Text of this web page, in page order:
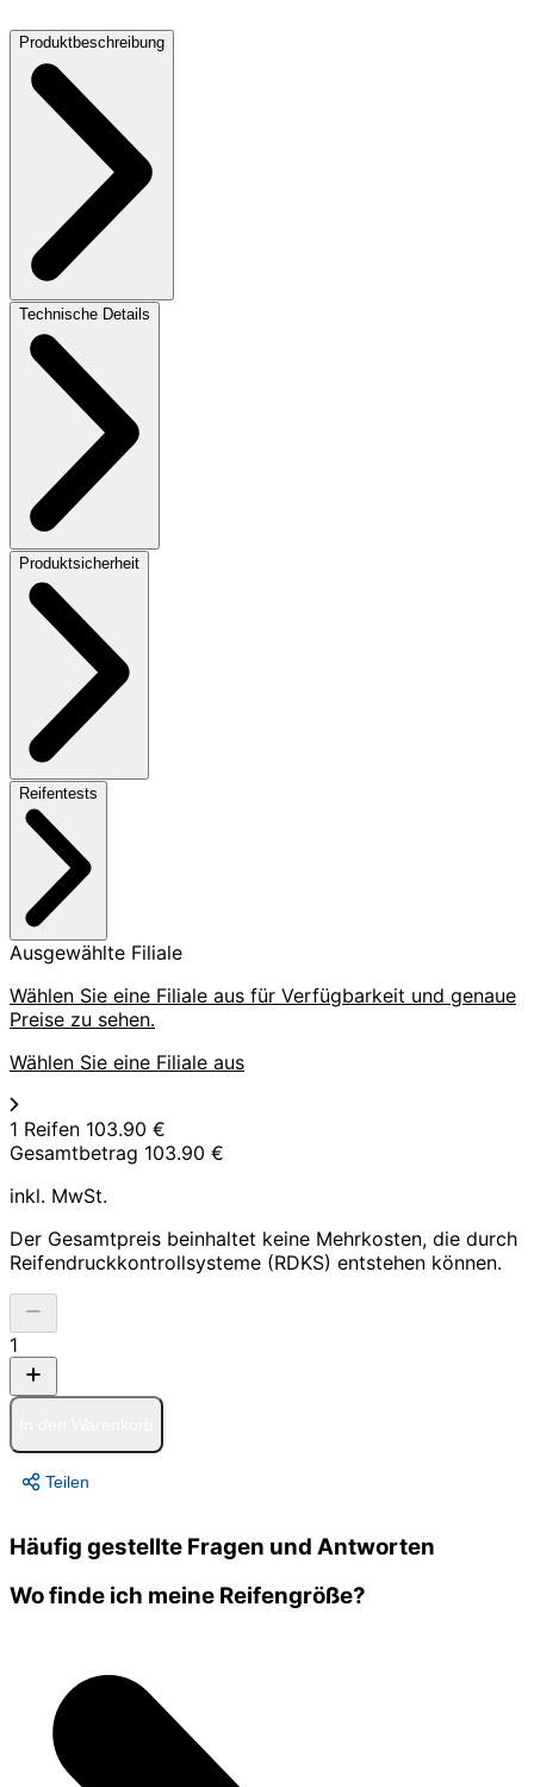
Produktbeschreibung
Technische Details
Produktsicherheit
Reifentests
Ausgewählte Filiale
Wählen Sie eine Filiale aus für Verfügbarkeit und genaue
Preise zu sehen.
Wählen Sie eine Filiale aus
1 Reifen 103.90 €
Gesamtbetrag 103.90 €
inkl. MwSt.
Der Gesamtpreis beinhaltet keine Mehrkosten, die durch
Reifendruckkontrollsysteme (RDKS) entstehen können.
1
Teilen
Häufig gestellte Fragen und Antworten
Wo finde ich meine Reifengröße?